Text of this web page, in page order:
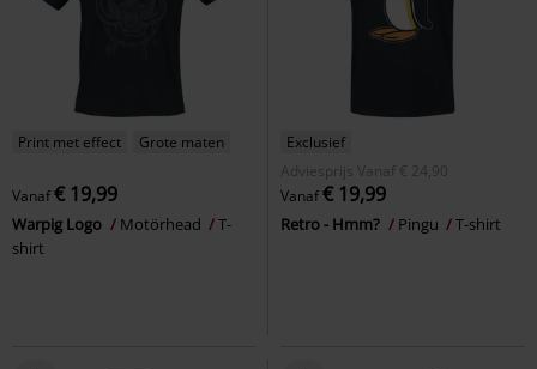
Print met effect Grote maten
Vanaf€ 19,99
Warpig Logo Motörhead
T-
shirt
Exclusief
Adviesprijs
Vanaf € 24,90
Vanaf€ 19,99
Retro - Hmm? Pingu T-shirt